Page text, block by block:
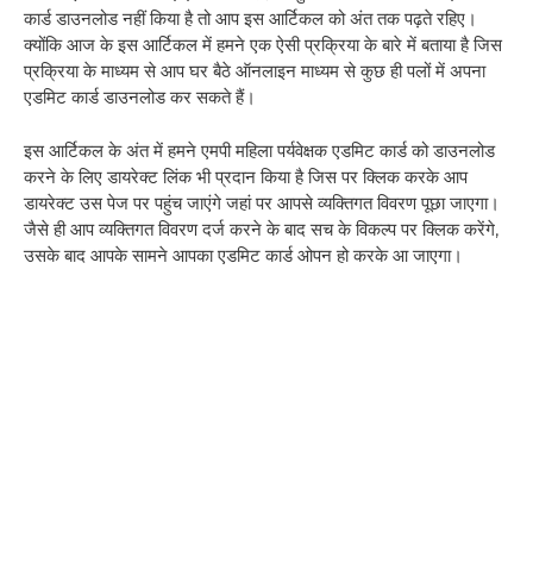
कार्ड डाउनलोड नहीं किया है तो आप इस आर्टिकल को अंत तक पढ़ते रहिए।
क्योंकि आज के इस आर्टिकल में हमने एक ऐसी प्रक्रिया के बारे में बताया है जिस
प्रक्रिया के माध्यम से आप घर बैठे ऑनलाइन माध्यम से कुछ ही पलों में अपना
एडमिट कार्ड डाउनलोड कर सकते हैं।
इस आर्टिकल के अंत में हमने एमपी महिला पर्यवेक्षक एडमिट कार्ड को डाउनलोड
करने के लिए डायरेक्ट लिंक भी प्रदान किया है जिस पर क्लिक करके आप
डायरेक्ट उस पेज पर पहुंच जाएंगे जहां पर आपसे व्यक्तिगत विवरण पूछा जाएगा।
जैसे ही आप व्यक्तिगत विवरण दर्ज करने के बाद सच के विकल्प पर क्लिक करेंगे,
उसके बाद आपके सामने आपका एडमिट कार्ड ओपन हो करके आ जाएगा।